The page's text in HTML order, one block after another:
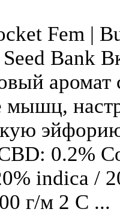
Fem |
Bank
аромат
мышц,
0.2%
indica /
г/м 2 С ...